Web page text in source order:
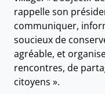
rappelle son
communiquer,
soucieux de
agréable, et
rencontres, de
citoyens ».